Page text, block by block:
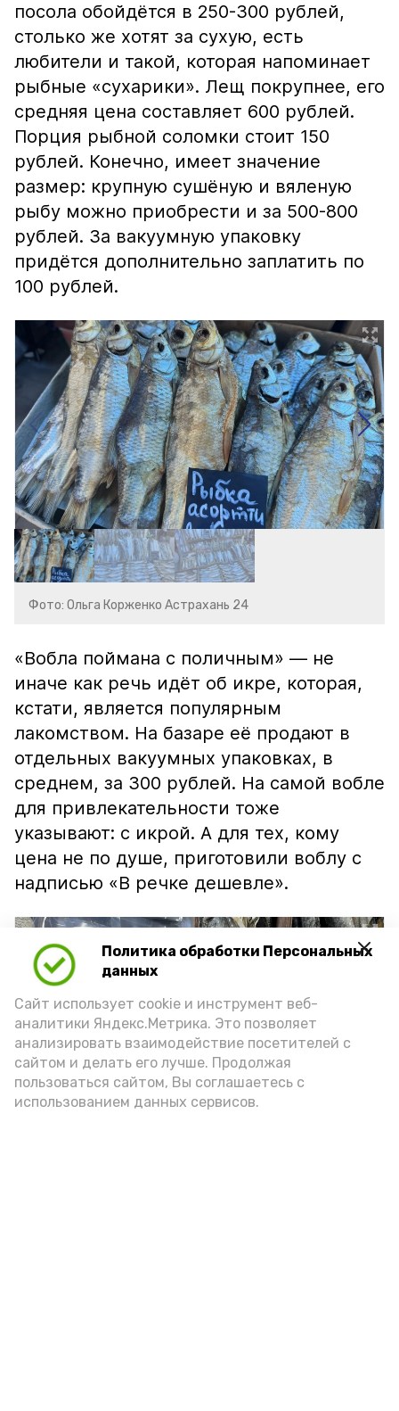
Политика обработки Персональных
данных
Сайт использует cookie и инструмент веб-
аналитики Яндекс.Метрика. Это позволяет
анализировать взаимодействие посетителей с
сайтом и делать его лучше. Продолжая
пользоваться сайтом, Вы соглашаетесь с
использованием данных сервисов.
посола обойдётся в 250-300 рублей,
столько же хотят за сухую, есть
любители и такой, которая напоминает
рыбные «сухарики». Лещ покрупнее, его
средняя цена составляет 600 рублей.
Порция рыбной соломки стоит 150
рублей. Конечно, имеет значение
размер: крупную сушёную и вяленую
рыбу можно приобрести и за 500-800
рублей. За вакуумную упаковку
придётся дополнительно заплатить по
100 рублей.
Фото: Ольга Корженко Астрахань 24
«Вобла поймана с поличным» — не
иначе как речь идёт об икре, которая,
кстати, является популярным
лакомством. На базаре её продают в
отдельных вакуумных упаковках, в
среднем, за 300 рублей. На самой вобле
для привлекательности тоже
указывают: с икрой. А для тех, кому
цена не по душе, приготовили воблу с
надписью «В речке дешевле».